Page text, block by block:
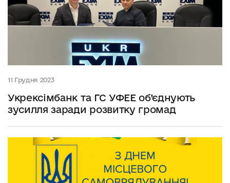
11 Грудня 2023
Укрексімбанк та ГС УФЕЕ об’єднують
зусилля заради розвитку громад